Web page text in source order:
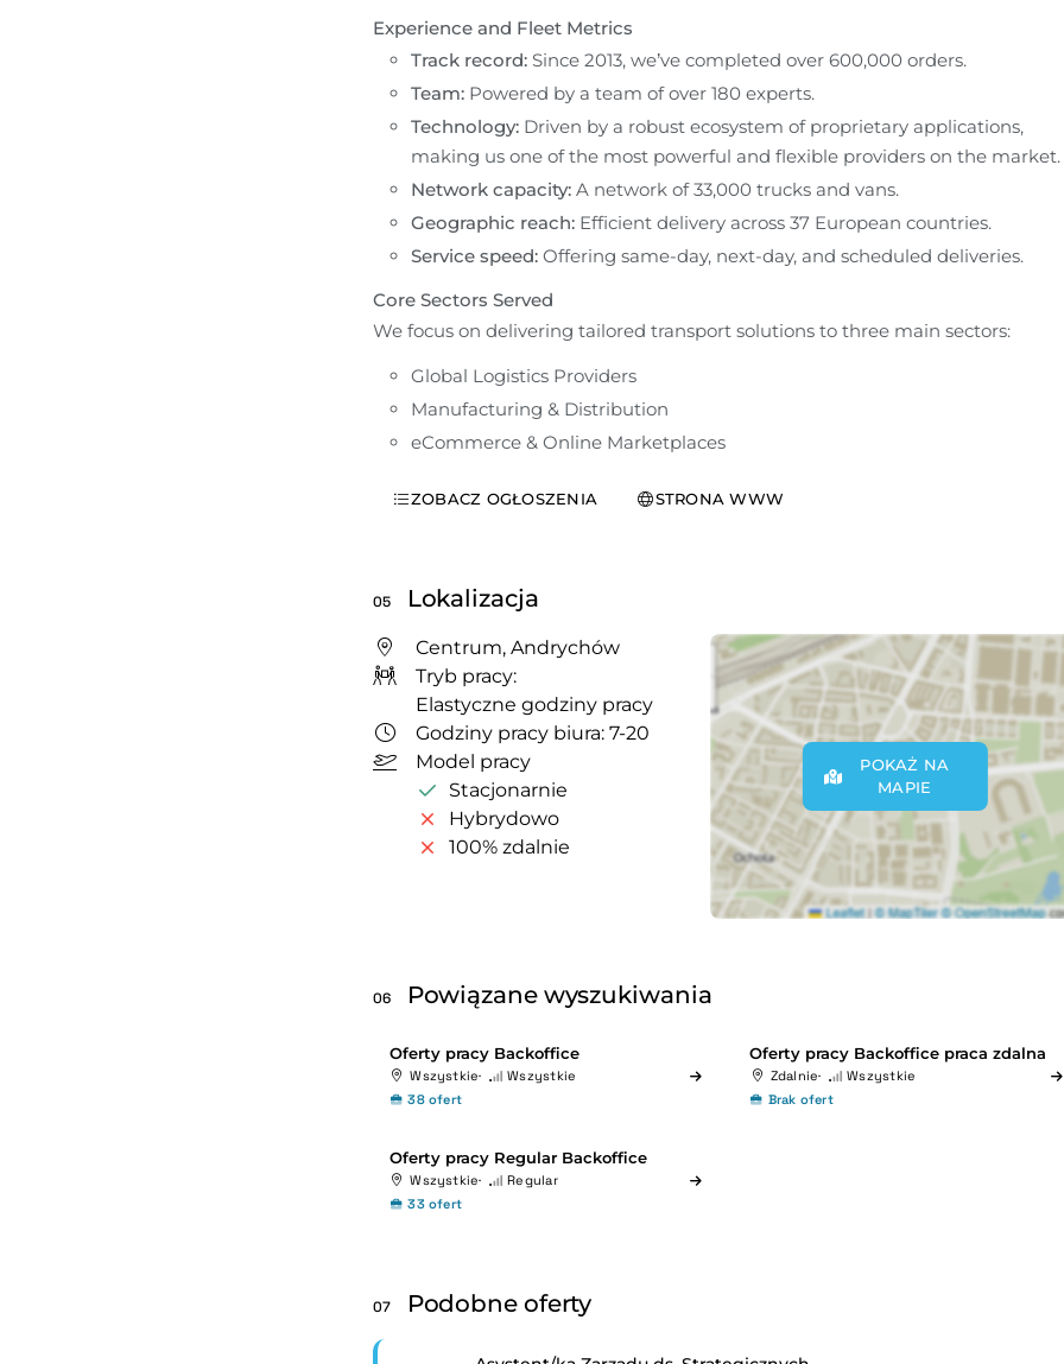
Experience and Fleet Metrics
Track record: Since 2013, we’ve completed over 600,000 orders.
Team: Powered by a team of over 180 experts.
Technology: Driven by a robust ecosystem of proprietary applications,
making us one of the most powerful and flexible providers on the market.
Network capacity: A network of 33,000 trucks and vans.
Geographic reach: Efficient delivery across 37 European countries.
Service speed: Offering same-day, next-day, and scheduled deliveries.
Core Sectors Served
We focus on delivering tailored transport solutions to three main sectors:
Global Logistics Providers
Manufacturing & Distribution
eCommerce & Online Marketplaces
ZOBACZ OGŁOSZENIA STRONA WWW
05 Lokalizacja
Centrum, Andrychów
Tryb pracy:
Elastyczne godziny pracy
Godziny pracy biura: 7-20
Model pracy
Stacjonarnie
Hybrydowo
100% zdalnie
POKAŻ NA
MAPIE
06 Powiązane wyszukiwania
Oferty pracy Backoffice
Wszystkie
Wszystkie
38 ofert
Oferty pracy Backoffice praca zdalna
Zdalnie
Wszystkie
Brak ofert
Oferty pracy Regular Backoffice
Wszystkie
Regular
33 ofert
07 Podobne oferty